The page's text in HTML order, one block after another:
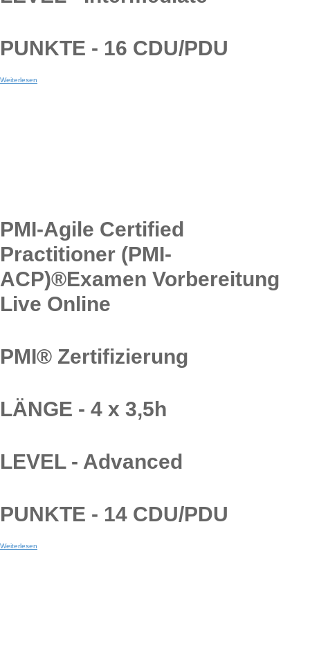
PUNKTE - 16 CDU/PDU
Weiterlesen
PMI-Agile Certified
Practitioner (PMI-
ACP)®Examen Vorbereitung
Live Online
PMI® Zertifizierung
LÄNGE - 4 x 3,5h
LEVEL - Advanced
PUNKTE - 14 CDU/PDU
Weiterlesen